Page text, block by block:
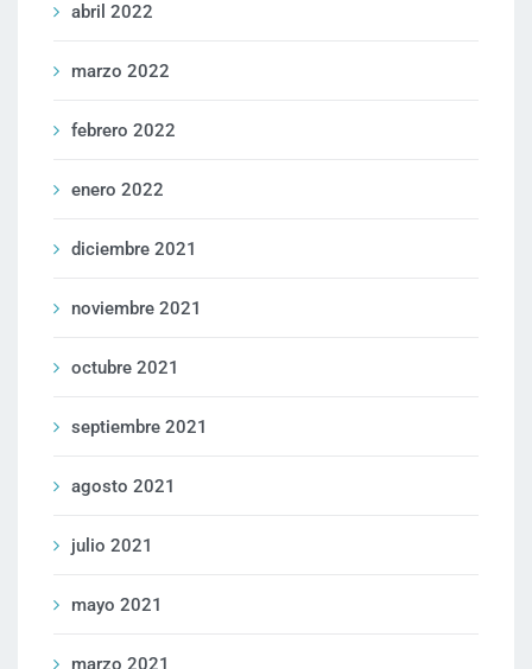
abril 2022
marzo 2022
febrero 2022
enero 2022
diciembre 2021
noviembre 2021
octubre 2021
septiembre 2021
agosto 2021
julio 2021
mayo 2021
marzo 2021